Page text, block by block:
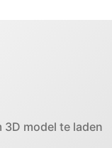
3D model te laden